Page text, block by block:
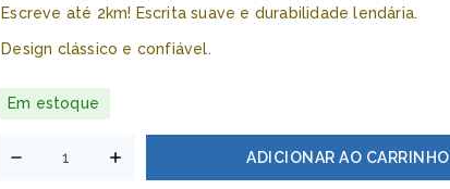
Escreve até 2km! Escrita suave e durabilidade lendária.
Design clássico e confiável.
Em estoque
ADICIONAR AO CARRINHO